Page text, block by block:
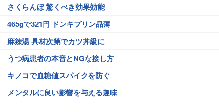
さくらんぼ 驚くべき効果効能
465gで321円 ドンキプリン品薄
麻辣湯 具材次第でカツ丼級に
うつ病患者の本音とNGな接し方
キノコで血糖値スパイクを防ぐ
メンタルに良い影響を与える趣味